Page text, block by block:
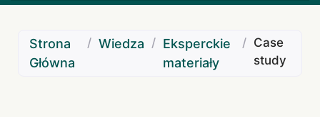
Strona
Główna
/ Wiedza / Eksperckie
materiały
/ Case
study